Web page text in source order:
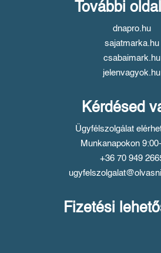
További
dnapro.hu
sajatmarka.hu
csabaimark.hu
jelenvagyok.hu
Kérdésed
Ügyfélszolgálat
Munkanapokon
+36 70 949
Fizetési